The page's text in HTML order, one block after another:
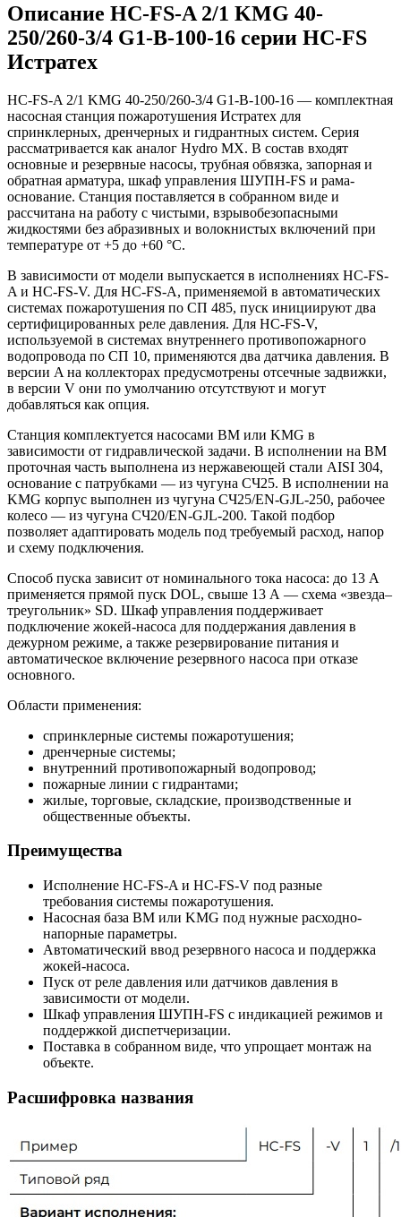
Описание HC-FS-A 2/1 KMG 40-
250/260-3/4 G1-B-100-16 серии HC-FS
Истратех
HC-FS-A 2/1 KMG 40-250/260-3/4 G1-B-100-16 — комплектная
насосная станция пожаротушения Истратех для
спринклерных, дренчерных и гидрантных систем. Серия
рассматривается как аналог Hydro MX. В состав входят
основные и резервные насосы, трубная обвязка, запорная и
обратная арматура, шкаф управления ШУПН-FS и рама-
основание. Станция поставляется в собранном виде и
рассчитана на работу с чистыми, взрывобезопасными
жидкостями без абразивных и волокнистых включений при
температуре от +5 до +60 °С.
В зависимости от модели выпускается в исполнениях HC-FS-
A и HC-FS-V. Для HC-FS-A, применяемой в автоматических
системах пожаротушения по СП 485, пуск инициируют два
сертифицированных реле давления. Для HC-FS-V,
используемой в системах внутреннего противопожарного
водопровода по СП 10, применяются два датчика давления. В
версии A на коллекторах предусмотрены отсечные задвижки,
в версии V они по умолчанию отсутствуют и могут
добавляться как опция.
Станция комплектуется насосами BM или KMG в
зависимости от гидравлической задачи. В исполнении на BM
проточная часть выполнена из нержавеющей стали AISI 304,
основание с патрубками — из чугуна СЧ25. В исполнении на
KMG корпус выполнен из чугуна СЧ25/EN-GJL-250, рабочее
колесо — из чугуна СЧ20/EN-GJL-200. Такой подбор
позволяет адаптировать модель под требуемый расход, напор
и схему подключения.
Способ пуска зависит от номинального тока насоса: до 13 А
применяется прямой пуск DOL, свыше 13 А — схема «звезда–
треугольник» SD. Шкаф управления поддерживает
подключение жокей-насоса для поддержания давления в
дежурном режиме, а также резервирование питания и
автоматическое включение резервного насоса при отказе
основного.
Области применения:
спринклерные системы пожаротушения;
дренчерные системы;
внутренний противопожарный водопровод;
пожарные линии с гидрантами;
жилые, торговые, складские, производственные и
общественные объекты.
Преимущества
Исполнение HC-FS-A и HC-FS-V под разные
требования системы пожаротушения.
Насосная база BM или KMG под нужные расходно-
напорные параметры.
Автоматический ввод резервного насоса и поддержка
жокей-насоса.
Пуск от реле давления или датчиков давления в
зависимости от модели.
Шкаф управления ШУПН-FS с индикацией режимов и
поддержкой диспетчеризации.
Поставка в собранном виде, что упрощает монтаж на
объекте.
Расшифровка названия